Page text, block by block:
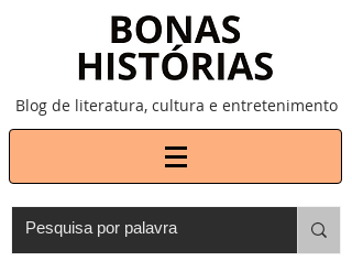
Blog de literatura, cultura e entretenimento